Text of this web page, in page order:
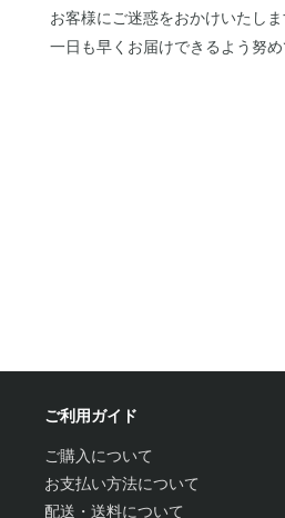
お客様にご迷惑をおかけいたし
一日も早くお届けできるよう努
ご利用ガイド
ご購入について
お支払い方法について
配送・送料について